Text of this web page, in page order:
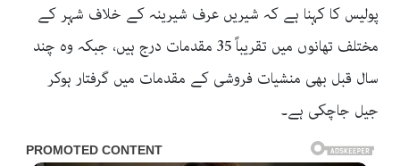
پولیس کا کہنا ہے کہ شیریں عرف شیرینہ کے خلاف شہر کے
مختلف تھانوں میں تقریباً 35 مقدمات درج ہیں، جبکہ وہ چند
سال قبل بھی منشیات فروشی کے مقدمات میں گرفتار ہوکر
جیل جاچکی ہے۔